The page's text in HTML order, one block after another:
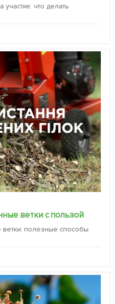
что делать
ветки с пользой
полезные способы